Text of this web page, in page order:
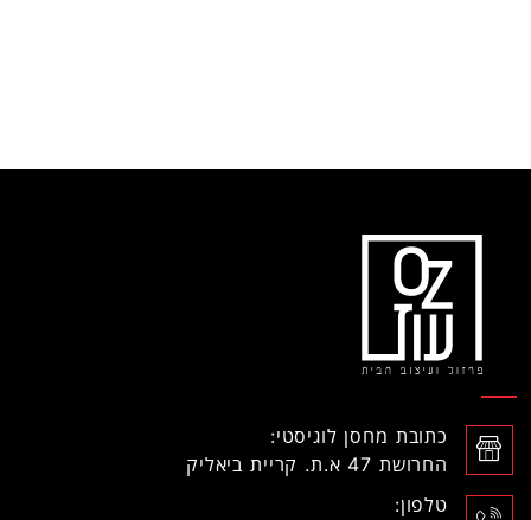
כתובת מחסן לוגיסטי:
החרושת 47 א.ת. קריית ביאליק
טלפון: